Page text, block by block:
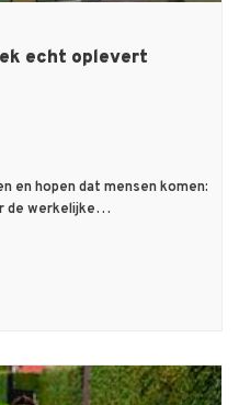
echt oplevert
en hopen dat mensen komen:
de werkelijke…